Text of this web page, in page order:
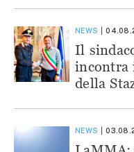
NEWS
Il
incontra
della
NEWS